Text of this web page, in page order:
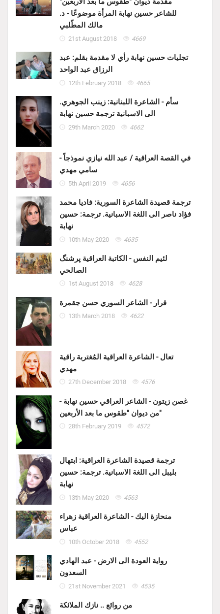
للشاعر حسين نهابة المرأة موضوعًا - د.
مالك المطّلبي
21st August 2018 4669
تجليات حسين نهابة رأي لا مقدمة بقلم: عبد
الرزاق عبد الواحد
12th February 2018 4665
سأم - الشاعرة اللبنانية: زينب الجوهري.
الى الاسبانية ترجمة حسين نهابة
29th March 2020 4662
في القصة العراقية / عبد الله نيازي نموذجاً -
سامي مهدي
5th April 2019 4656
ترجمة قصيدة الشاعرة السورية: فاديا محمد
فؤاد ناصر الى اللغة الاسبانية. ترجمة: حسين
نهابة
10th May 2020 4635
لئيم النفس - الكاتبة العراقية پرشنگ
الصالحي
1st August 2018 4628
قرار - الشاعر السوري حسن جقمرة
13th March 2018 4622
تعال - الشاعرة العراقية المُغتربة راقية
مهدي
27th December 2018 4576
غصن زيتون - الشاعر العراقي حسين نهابة -
من ديوان "طقوس ما بعد الأربعين"
28th February 2019 4572
ترجمة قصيدة الشاعرة العراقية: ابتهال
بليبل الى اللغة الاسبانية. ترجمة: حسين
نهابة
13th May 2020 4563
منحازة اليك - الشاعرة العراقية زهراء
عباس
10th October 2018 4552
رواية العودة الى الارض - عبد الهادي
السعدون
21st November 2021 4535
من روائع .. نازك الملائكة